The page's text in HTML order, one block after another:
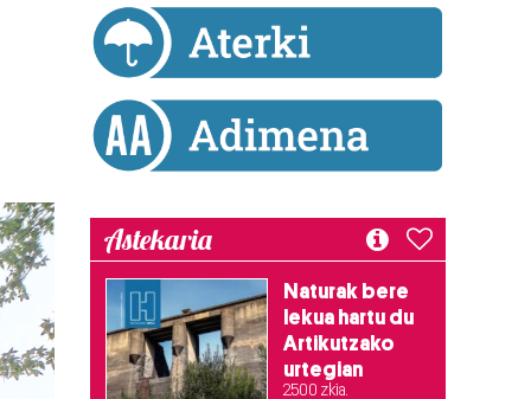
Astekaria
Naturak bere
lekua hartu du
Artikutzako
urtegian
2.500 zkia.